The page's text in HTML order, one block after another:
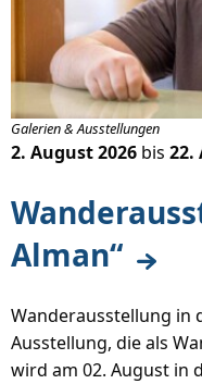
Alman“
Galerien & Ausstellungen
2. August 2026 bis 22.
Wanderausstellung in
Ausstellung, die als
wird am 02. August in